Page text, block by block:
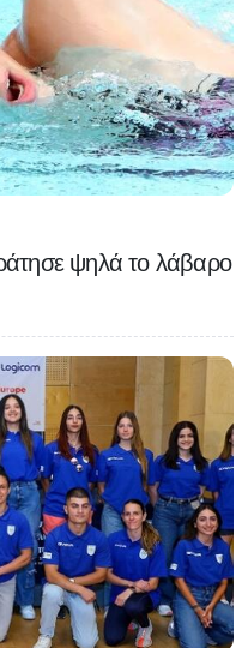
ψηλά το λάβαρο